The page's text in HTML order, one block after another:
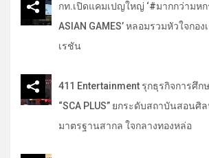
กท.เปิดแคมเปญใหญ่ ‘#มากกว่ามหก
ASIAN GAMES’ หลอมรวมหัวใจกอง
เรชัน
411 Entertainment รุกธุรกิจการศึ
“SCA PLUS” ยกระดับสถาบันสอนศิ
มาตรฐานสากล ใจกลางทองหล่อ